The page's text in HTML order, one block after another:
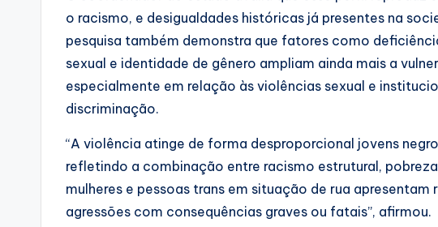
o racismo, e desigualdades históricas já presentes na
pesquisa também demonstra que fatores como
sexual e identidade de gênero ampliam ainda mais a
especialmente em relação às violências sexual e
discriminação.
“A violência atinge de forma desproporcional jovens
refletindo a combinação entre racismo estrutural,
mulheres e pessoas trans em situação de rua
agressões com consequências graves ou fatais”, afirmou.